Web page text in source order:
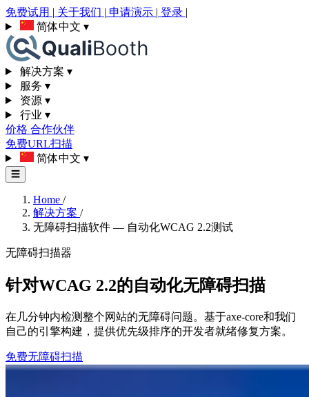
免费试用 | 关于我们 | 申请演示 | 登录 |
简体中文 ▾
解决方案 ▾
服务 ▾
资源 ▾
行业 ▾
价格 合作伙伴
免费URL扫描
简体中文 ▾
☰
Home /
解决方案 /
无障碍扫描软件 — 自动化WCAG 2.2测试
无障碍扫描器
针对WCAG 2.2的自动化无障碍扫描
在几分钟内检测整个网站的无障碍问题。基于axe-core和我们
自己的引擎构建，提供优先级排序的开发者就绪修复方案。
免费无障碍扫描